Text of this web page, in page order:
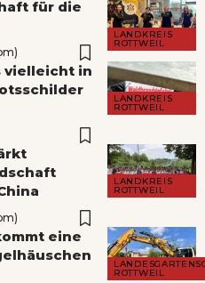
LANDKREIS
ROTTWEIL
für die
LANDKREIS
ROTTWEIL
vielleicht in
LANDKREIS
ROTTWEIL
ROTTWEIL
eine